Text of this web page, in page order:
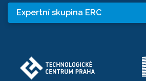
Expertní skupina ERC